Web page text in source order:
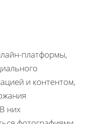
платформы,
и контентом,
них